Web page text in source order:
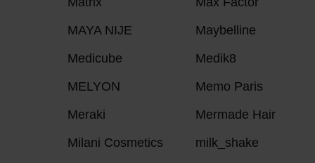
MAYA NIJE
Maybelline
Medicube
Medik8
MELYON
Memo Paris
Meraki
Mermade Hair
Milani Cosmetics
milk_shake